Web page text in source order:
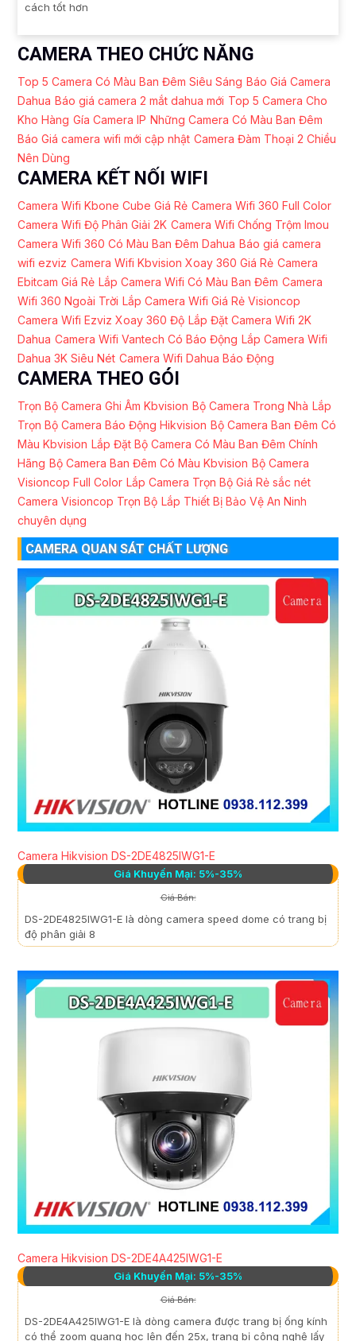
cách tốt hơn
CAMERA THEO CHỨC NĂNG
Top 5 Camera Có Màu Ban Đêm Siêu Sáng Báo Giá Camera
Dahua Báo giá camera 2 mắt dahua mới Top 5 Camera Cho
Kho Hàng Gía Camera IP Những Camera Có Màu Ban Đêm
Báo Giá camera wifi mới cập nhật Camera Đàm Thoại 2 Chiều
Nên Dùng
CAMERA KẾT NỐI WIFI
Camera Wifi Kbone Cube Giá Rẻ Camera Wifi 360 Full Color
Camera Wifi Độ Phân Giải 2K Camera Wifi Chống Trộm Imou
Camera Wifi 360 Có Màu Ban Đêm Dahua Báo giá camera
wifi ezviz Camera Wifi Kbvision Xoay 360 Giá Rẻ Camera
Ebitcam Giá Rẻ Lắp Camera Wifi Có Màu Ban Đêm Camera
Wifi 360 Ngoài Trời Lắp Camera Wifi Giá Rẻ Visioncop
Camera Wifi Ezviz Xoay 360 Độ Lắp Đặt Camera Wifi 2K
Dahua Camera Wifi Vantech Có Báo Động Lắp Camera Wifi
Dahua 3K Siêu Nét Camera Wifi Dahua Báo Động
CAMERA THEO GÓI
Trọn Bộ Camera Ghi Âm Kbvision Bộ Camera Trong Nhà Lắp
Trọn Bộ Camera Báo Động Hikvision Bộ Camera Ban Đêm Có
Màu Kbvision Lắp Đặt Bộ Camera Có Màu Ban Đêm Chính
Hãng Bộ Camera Ban Đêm Có Màu Kbvision Bộ Camera
Visioncop Full Color Lắp Camera Trọn Bộ Giá Rẻ sắc nét
Camera Visioncop Trọn Bộ Lắp Thiết Bị Bảo Vệ An Ninh
chuyên dụng
CAMERA QUAN SÁT CHẤT LƯỢNG
Camera Hikvision DS-2DE4825IWG1-E
Giá Khuyến Mại: 5%-35%
Giá Bán:
DS-2DE4825IWG1-E là dòng camera speed dome có trang bị
độ phân giải 8
Camera Hikvision DS-2DE4A425IWG1-E
Giá Khuyến Mại: 5%-35%
Giá Bán:
DS-2DE4A425IWG1-E là dòng camera được trang bị ống kính
có thể zoom quang học lên đến 25x, trang bị công nghệ lấy